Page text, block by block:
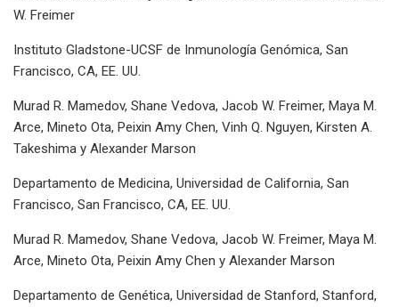
W. Freimer
Instituto Gladstone-UCSF de Inmunología Genómica, San
Francisco, CA, EE. UU.
Murad R. Mamedov, Shane Vedova, Jacob W. Freimer, Maya M.
Arce, Mineto Ota, Peixin Amy Chen, Vinh Q. Nguyen, Kirsten A.
Takeshima y Alexander Marson
Departamento de Medicina, Universidad de California, San
Francisco, San Francisco, CA, EE. UU.
Murad R. Mamedov, Shane Vedova, Jacob W. Freimer, Maya M.
Arce, Mineto Ota, Peixin Amy Chen y Alexander Marson
Departamento de Genética, Universidad de Stanford, Stanford,